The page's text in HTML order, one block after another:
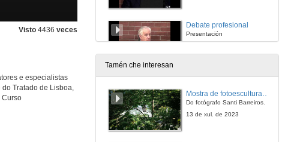
Visto 4436 veces
e especialistas
Tratado de Lisboa,
Curso
Debate profesional
Presentación
Debate profesional
19 de maio de 2010
Tamén che interesan
Mostra de fotoesculturas Overtraz
Do fotógrafo Santi Barreiros e o escultor Nito Contreras.
13 de xul. de 2023